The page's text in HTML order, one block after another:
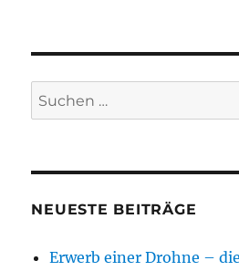
Suchen
nach:
NEUESTE BEITRÄGE
Erwerb einer Drohne –